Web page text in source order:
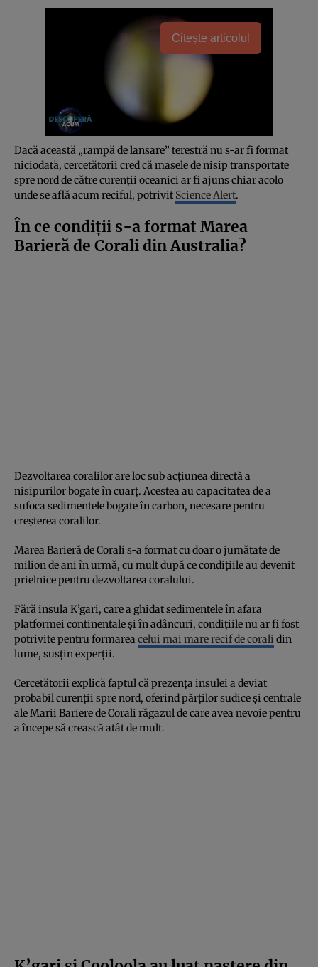
Citește articolul
Dacă această „rampă de lansare” terestră nu s-ar fi format
niciodată, cercetătorii cred că masele de nisip transportate
spre nord de către curenții oceanici ar fi ajuns chiar acolo
unde se află acum reciful, potrivit Science Alert.
În ce condiții s-a format Marea
Barieră de Corali din Australia?
Dezvoltarea coralilor are loc sub acțiunea directă a
nisipurilor bogate în cuarț. Acestea au capacitatea de a
sufoca sedimentele bogate în carbon, necesare pentru
creșterea coralilor.
Marea Barieră de Corali s-a format cu doar o jumătate de
milion de ani în urmă, cu mult după ce condițiile au devenit
prielnice pentru dezvoltarea coralului.
Fără insula K’gari, care a ghidat sedimentele în afara
platformei continentale și în adâncuri, condițiile nu ar fi fost
potrivite pentru formarea celui mai mare recif de corali din
lume, susțin experții.
Cercetătorii explică faptul că prezența insulei a deviat
probabil curenții spre nord, oferind părților sudice și centrale
ale Marii Bariere de Corali răgazul de care avea nevoie pentru
a începe să crească atât de mult.